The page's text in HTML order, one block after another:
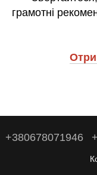
грамотні
+380678071946